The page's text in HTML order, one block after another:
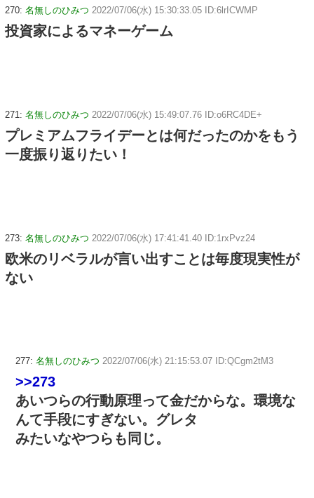
270: 名無しのひみつ 2022/07/06(水) 15:30:33.05 ID:6lrICWMP
投資家によるマネーゲーム
271: 名無しのひみつ 2022/07/06(水) 15:49:07.76 ID:o6RC4DE+
プレミアムフライデーとは何だったのかをもう
一度振り返りたい！
273: 名無しのひみつ 2022/07/06(水) 17:41:41.40 ID:1rxPvz24
欧米のリベラルが言い出すことは毎度現実性が
ない
277: 名無しのひみつ 2022/07/06(水) 21:15:53.07 ID:QCgm2tM3
>>273
あいつらの行動原理って金だからな。環境な
んて手段にすぎない。グレタ
みたいなやつらも同じ。